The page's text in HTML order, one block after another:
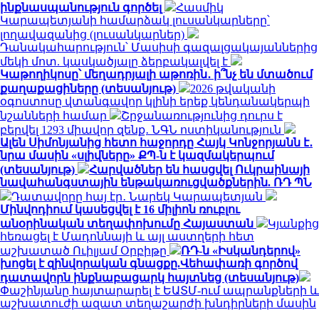
ինքնասպանություն գործել
Հասմիկ
Կարապետյանի համարձակ լուսանկարները՝
լողավազանից (լուսանկարներ)
Դանակահարություն՝ Մասիսի գազալցակայաններից
մեկի մոտ. կասկածյալը ձերբակալվել է
Կաթողիկոսը՝ մեղադրյալի աթոռին․ ի՞նչ են մտածում
քաղաքացիները (տեսանյութ)
2026 թվականի
օգոստոսը վտանգավոր կլինի երեք կենդանակերպի
նշանների համար
Շրջանառությունից դուրս է
բերվել 1293 միավոր զենք․ ՆԳՆ ոստիկանություն
Ալեն Սիմոնյանից հետո հաջորդը Հայկ Կոնջորյանն է․
նրա մասին «սլիվները» ՔՊ-ն է կազմակերպում
(տեսանյութ)
Հարվածներ են հասցվել Ուկրաինայի
նավահանգստային ենթակառուցվածքներին. ՌԴ ՊՆ
Դատավորը հայ էր․ Նարեկ Կարապետյան
Մինվոդիում կասեցվել է 16 միլիոն ռուբլու
անօրինական տեղափոխումը Հայաստան
Կյանքից
հեռացել է Մադոննայի և այլ աստղերի հետ
աշխատած Ուիլյամ Օրբիթը
ՌԴ-ն «Իսկանդերով»
խոցել է զինվորական գնացքը.Վեհափառի գործով
դատավորն ինքնաբացարկ հայտնեց (տեսանյութ)
Փաշինյանը հայտարարել է ԵԱՏՄ-ում ապրանքների և
աշխատուժի ազատ տեղաշարժի խնդիրների մասին